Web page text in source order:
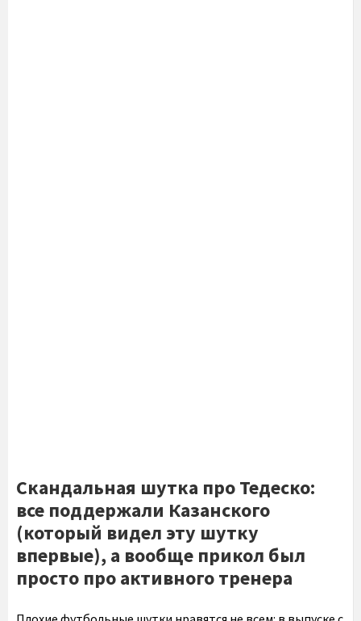
Скандальная шутка про Тедеско:
все поддержали Казанского
(который видел эту шутку
впервые), а вообще прикол был
просто про активного тренера